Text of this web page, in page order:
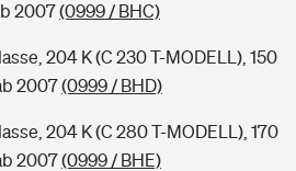
2007(0999 / BHC)
204 K (C 230 T-MODELL), 150
2007(0999 / BHD)
204 K (C 280 T-MODELL), 170
2007(0999 / BHE)